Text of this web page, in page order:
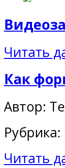
Читать
Как
Автор:
Читать